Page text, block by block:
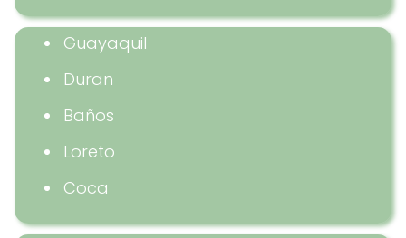
Guayaquil
Duran
Baños
Loreto
Coca